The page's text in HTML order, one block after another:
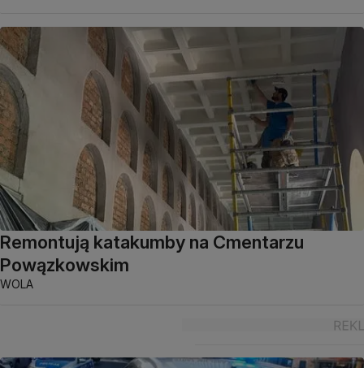
Remontują katakumby na Cmentarzu
Powązkowskim
WOLA